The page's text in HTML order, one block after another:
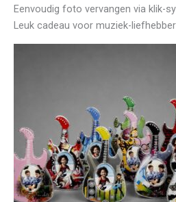
Eenvoudig foto vervangen via klik-
Leuk cadeau voor muziek-